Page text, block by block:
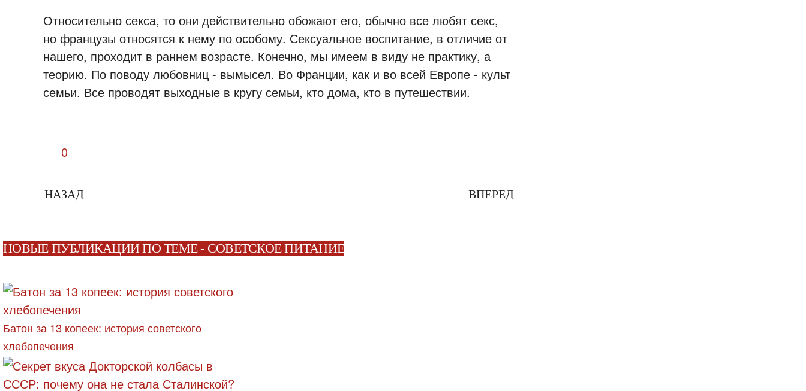
Относительно секса, то они действительно обожают его, обычно все любят секс,
но французы относятся к нему по особому. Сексуальное воспитание, в отличие от
нашего, проходит в раннем возрасте. Конечно, мы имеем в виду не практику, а
теорию. По поводу любовниц - вымысел. Во Франции, как и во всей Европе - культ
семьи. Все проводят выходные в кругу семьи, кто дома, кто в путешествии.
0
НАЗАД ВПЕРЕД
НОВЫЕ ПУБЛИКАЦИИ ПО ТЕМЕ - СОВЕТСКОЕ ПИТАНИЕ
Батон за 13 копеек: история советского
хлебопечения